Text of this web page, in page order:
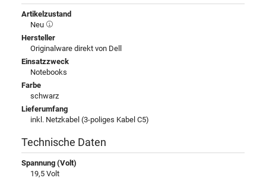
Artikelzustand
Neu
Hersteller
Originalware direkt von Dell
Einsatzzweck
Notebooks
Farbe
schwarz
Lieferumfang
inkl. Netzkabel (3-poliges Kabel C5)
Technische Daten
Spannung (Volt)
19,5 Volt